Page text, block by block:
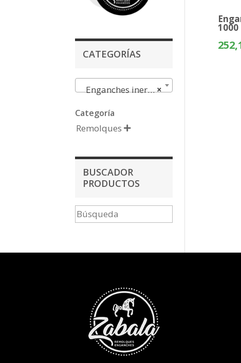
1000
CATEGORÍAS
×
Enganches inercia
Categoría
Remolques 
BUSCADOR
PRODUCTOS